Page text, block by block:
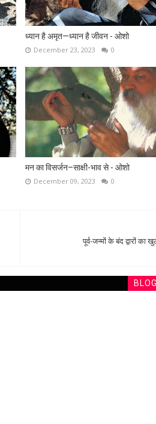
ध्यान है अमृत—ध्यान है जीवन - ओशो
December 23, 2023 0
मन का विसर्जन–साक्षी-भाव से - ओशो
December 09, 2023 0
पूर्व-जन्मों के बंद द्वारों का